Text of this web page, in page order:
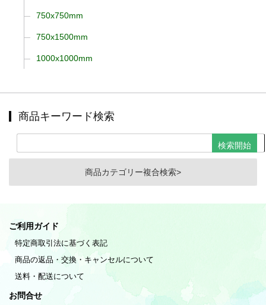
750x750mm
750x1500mm
1000x1000mm
商品キーワード検索
商品カテゴリー複合検索>
ご利用ガイド
特定商取引法に基づく表記
商品の返品・交換・キャンセルについて
送料・配送について
お問合せ